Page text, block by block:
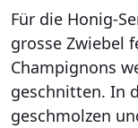
Für die Honig-
grosse Zwiebel
Champignons
geschnitten. In
geschmolzen